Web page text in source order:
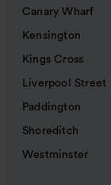
Canary Wharf
Kensington
Kings Cross
Liverpool Street
Paddington
Shoreditch
Westminster